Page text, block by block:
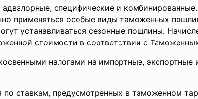
специфические и
применяться особые виды таможенных
устанавливаться сезонные пошлины.
стоимости в соответствии с
налогами на импортные,
ставкам, предусмотренных в таможенном